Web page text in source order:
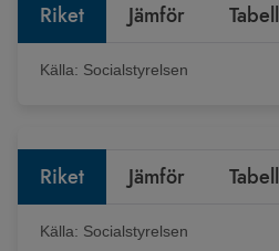
Riket Jämför Tabell
Källa: Socialstyrelsen
Riket Jämför Tabell
Källa: Socialstyrelsen